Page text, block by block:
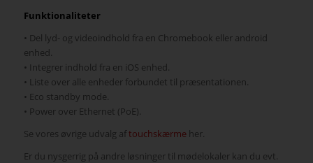
Funktionaliteter
• Del lyd- og videoindhold fra en Chromebook eller android
enhed.
• Integrer indhold fra en iOS enhed.
• Liste over alle enheder forbundet til præsentationen.
• Eco standby mode.
• Power over Ethernet (PoE).
Se vores øvrige udvalg aftouchskærmeher.
Er du nysgerrig på andre løsninger til mødelokaler kan du evt.